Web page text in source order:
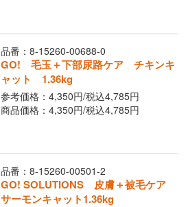
品番：8-15260-00688-0
GO! 毛玉＋下部尿路ケア チキンキ
ャット 1.36kg
参考価格：4,350円/税込4,785円
商品価格：4,350円/税込4,785円
品番：8-15260-00501-2
GO! SOLUTIONS 皮膚＋被毛ケア
サーモンキャット1.36kg